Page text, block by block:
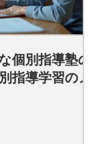
個別指導塾の
指導学習のメ